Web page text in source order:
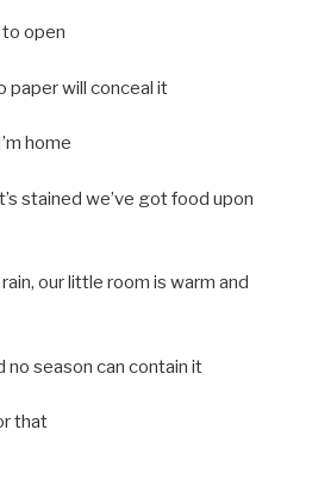
to open
paper will conceal it
home
stained we’ve got food upon
rain, our little room is warm and
no season can contain it
that